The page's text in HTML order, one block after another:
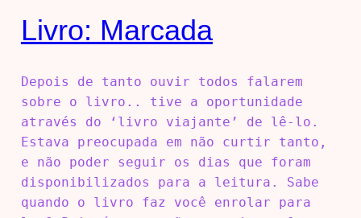
Livro: Marcada
Depois de tanto ouvir todos falarem
sobre o livro.. tive a oportunidade
através do ‘livro viajante’ de lê-lo.
Estava preocupada em não curtir tanto,
e não poder seguir os dias que foram
disponibilizados para a leitura. Sabe
quando o livro faz você enrolar para